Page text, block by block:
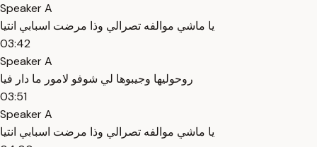
Speaker A
يا ماشي موالفه تصرالي وذا مرضت اسبابي انتيا
03:42
Speaker A
روحوليها وجيبوها لي شوفو لامور ما دار فيا
03:51
Speaker A
يا ماشي موالفه تصرالي وذا مرضت اسبابي انتيا